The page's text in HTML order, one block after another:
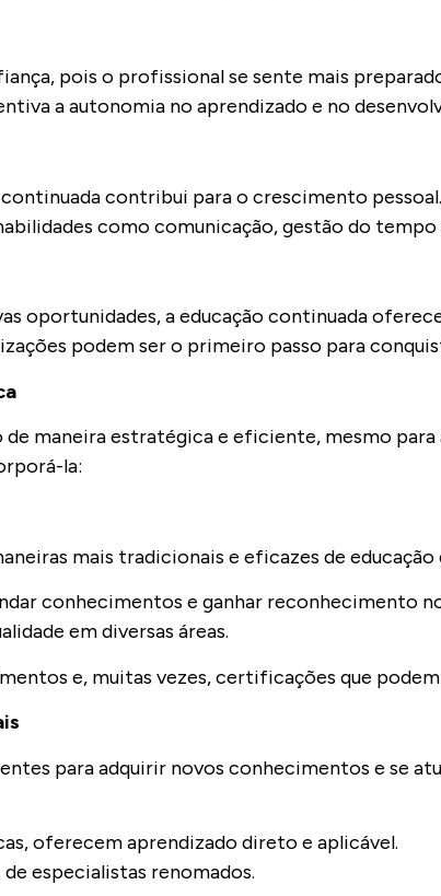
pois o profissional se sente mais
a autonomia no aprendizado e no
contribui para o crescimento
como comunicação, gestão do
oportunidades, a educação continuada
podem ser o primeiro passo para
maneira estratégica e eficiente, mesmo para
la:
mais tradicionais e eficazes de educação
conhecimentos e ganhar reconhecimento
em diversas áreas.
e, muitas vezes, certificações que
para adquirir novos conhecimentos e se
oferecem aprendizado direto e aplicável.
especialistas renomados.